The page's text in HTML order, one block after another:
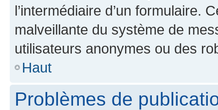
l’intermédiaire d’un formulaire.
malveillante du système de
utilisateurs anonymes ou des
Haut
Problèmes de